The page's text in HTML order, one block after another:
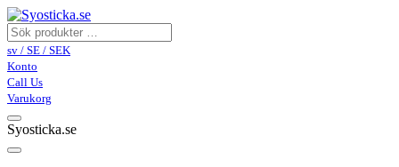
sv / SE / SEK
Konto
Call Us
Varukorg
Syosticka.se